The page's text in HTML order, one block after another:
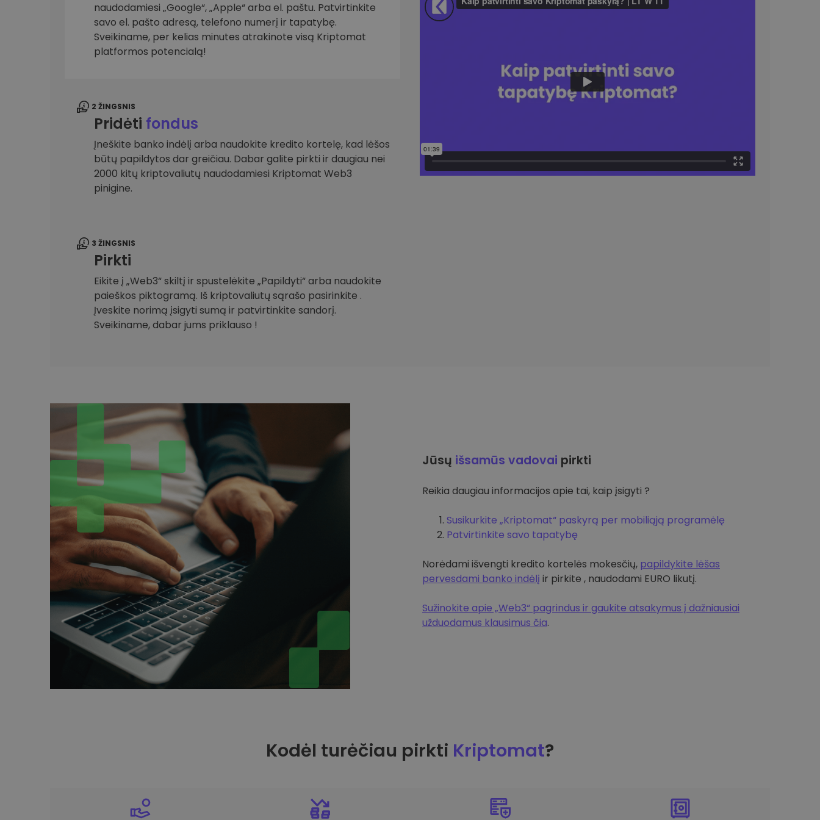
Investicijų tyrinėtojas
Rask savo kripto strategiją
naudodamiesi „Google“, „Apple“ arba el. paštu. Patvirtinkite
savo el. pašto adresą, telefono numerį ir tapatybę.
Sveikiname, per kelias minutes atrakinote visą Kriptomat
platformos potencialą!
2 ŽINGSNIS
Pridėti fondus
Įneškite banko indėlį arba naudokite kredito kortelę, kad lėšos
būtų papildytos dar greičiau. Dabar galite pirkti ir daugiau nei
2000 kitų kriptovaliutų naudodamiesi Kriptomat Web3
pinigine.
3 ŽINGSNIS
Pirkti
Eikite į „Web3“ skiltį ir spustelėkite „Papildyti“ arba naudokite
paieškos piktogramą. Iš kriptovaliutų sąrašo pasirinkite .
Įveskite norimą įsigyti sumą ir patvirtinkite sandorį.
Sveikiname, dabar jums priklauso !
Jūsų išsamūs vadovai pirkti
Reikia daugiau informacijos apie tai, kaip įsigyti ?
Susikurkite „Kriptomat“ paskyrą per mobiliąją programėlę
Patvirtinkite savo tapatybę
Norėdami išvengti kredito kortelės mokesčių, papildykite lėšas
pervesdami banko indėlį ir pirkite , naudodami EURO likutį.
Sužinokite apie „Web3“ pagrindus ir gaukite atsakymus į dažniausiai
užduodamus klausimus čia.
Kodėl turėčiau pirkti Kriptomat?